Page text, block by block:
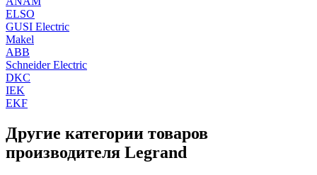
ELSO
GUSI Electric
Makel
ABB
Schneider Electric
DKC
IEK
EKF
Другие категории товаров
производителя Legrand